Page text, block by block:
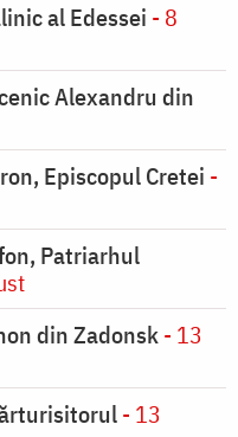
al Edessei - 8
Alexandru din
Episcopul Cretei -
Patriarhul
din Zadonsk- 13
- 13